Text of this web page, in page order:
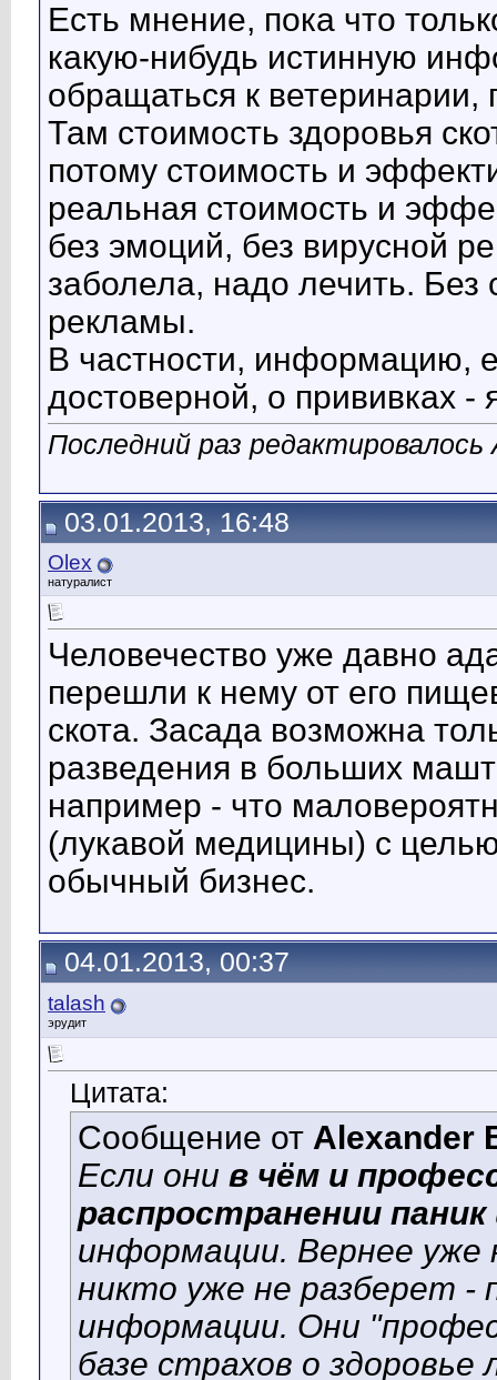
Есть мнение, пока что
какую-нибудь истинную
обращаться к ветеринарии,
Там стоимость здоровья
потому стоимость и
реальная стоимость и
без эмоций, без вирусной
заболела, надо лечить. Без
рекламы.
В частности, информацию,
достоверной, о прививках -
Последний раз
03.01.2013, 16:48
Olex
натуралист
Человечество уже давно
перешли к нему от его
скота. Засада возможна
разведения в больших
например - что
(лукавой медицины) с
обычный бизнес.
04.01.2013, 00:37
talash
эрудит
Цитата:
Сообщение от Alexander
Если они в чём и
распространении паник
информации. Вернее уже
никто уже не разберет -
информации. Они
базе страхов о